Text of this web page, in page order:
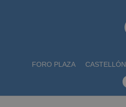
FORO PLAZA CASTELLÓN